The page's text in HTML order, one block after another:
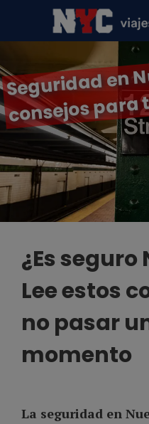
Seguridad en
consejos
¿Es seguro
Lee estos
no pasar
momento
La seguridad en